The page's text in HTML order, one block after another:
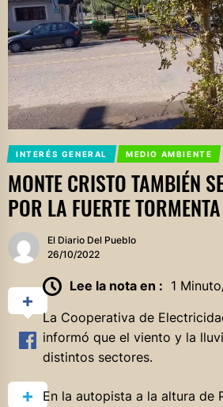
INTERÉS GENERAL MEDIO AMBIENTE
MONTE CRISTO TAMBIÉN
POR LA FUERTE
El Diario Del Pueblo
26/10/2022
Lee la nota en : 1
La Cooperativa de
informó que el viento y la
distintos sectores.
En la autopista a la altura de